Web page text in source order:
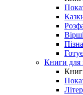
Вірші
Книги для